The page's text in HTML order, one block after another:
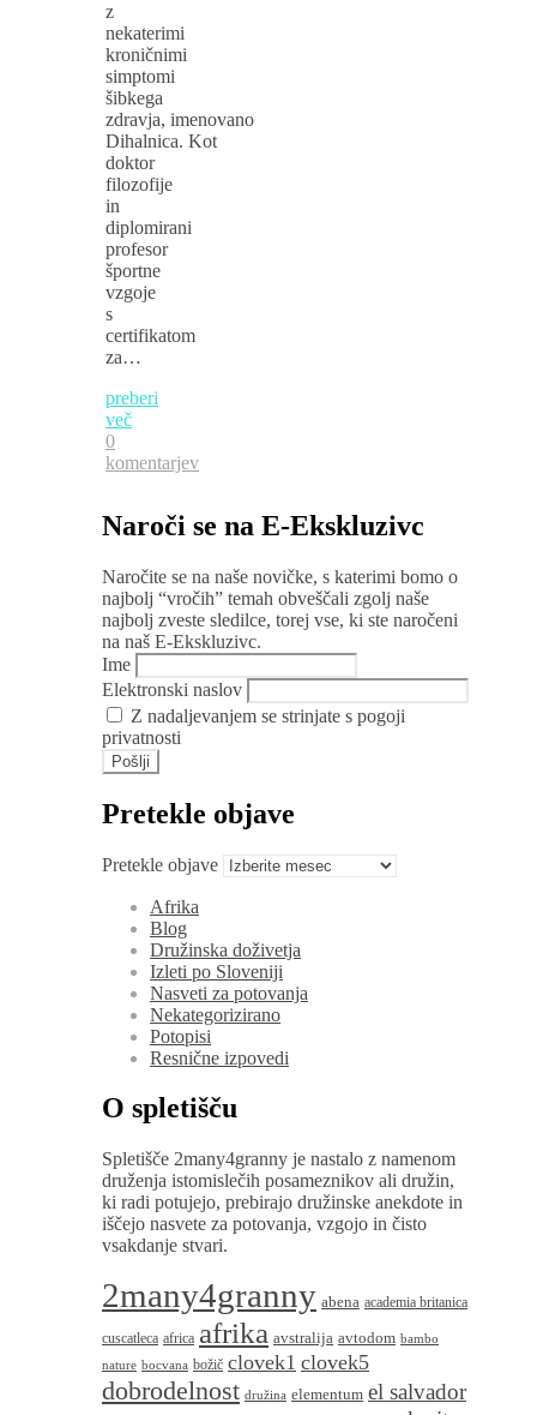
z
nekaterimi
kroničnimi
simptomi
šibkega
zdravja, imenovano
Dihalnica. Kot
doktor
filozofije
in
diplomirani
profesor
športne
vzgoje
s
certifikatom
za…
preberi
več
0
komentarjev
Naroči se na E-Ekskluzivc
Naročite se na naše novičke, s katerimi bomo o
najbolj “vročih” temah obveščali zgolj naše
najbolj zveste sledilce, torej vse, ki ste naročeni
na naš E-Ekskluzivc.
Ime
Elektronski naslov
Z nadaljevanjem se strinjate s pogoji
privatnosti
Pretekle objave
Pretekle objave
Afrika
Blog
Družinska doživetja
Izleti po Sloveniji
Nasveti za potovanja
Nekategorizirano
Potopisi
Resnične izpovedi
O spletišču
Spletišče 2many4granny je nastalo z namenom
druženja istomislečih posameznikov ali družin,
ki radi potujejo, prebirajo družinske anekdote in
iščejo nasvete za potovanja, vzgojo in čisto
vsakdanje stvari.
2many4granny abena academia britanica
cuscatleca africa afrika avstralija avtodom bambo
nature bocvana božič clovek1 clovek5
dobrodelnost družina elementum el salvador